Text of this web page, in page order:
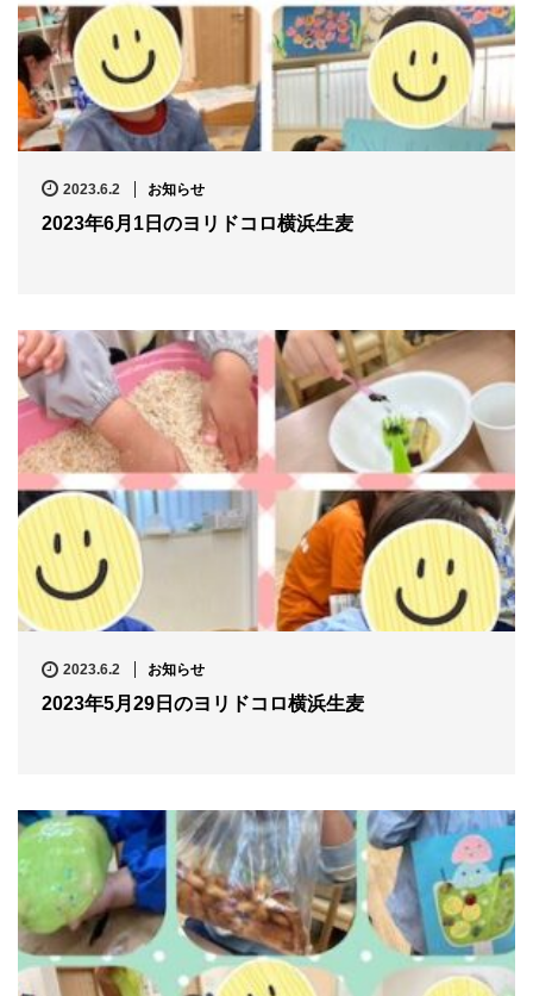
2023.6.2 お知らせ
2023年6月1日のヨリドコロ横浜生麦
2023.6.2 お知らせ
2023年5月29日のヨリドコロ横浜生麦